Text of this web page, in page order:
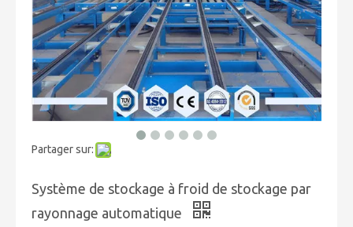
Partager sur:
Système de stockage à froid de stockage par
rayonnage automatique